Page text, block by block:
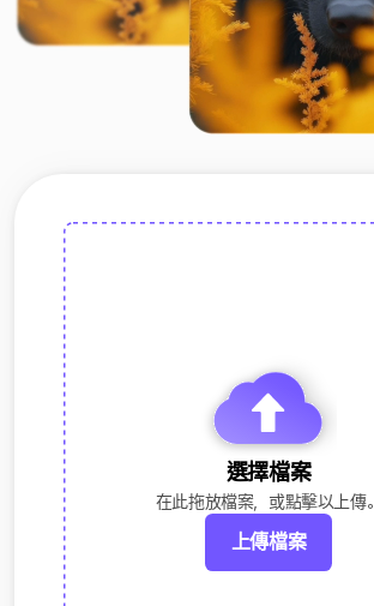
選擇檔案
在此拖放檔案，或點擊以上傳。
上傳檔案